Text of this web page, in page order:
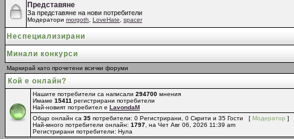
Представяне
За представяне на нови потребители
Модератори morgoth LoveHate spacer
Неспециализирани
Минали конкурси
Маркирай като прочетени всички форуми
Кой е онлайн?
Нашите потребители са написали 294700 мнения
Имаме 15411 регистрирани потребители
Най-новият потребител е LavondaM
Общо онлайн са 35 потребители: 0 Регистрирани, 0 Скрити и 35 Гости [ Модератор ]
Най-много потребители онлайн: 1797 , на Чет Авг 06, 2026 11:39 am
Регистрирани потребители: Нула